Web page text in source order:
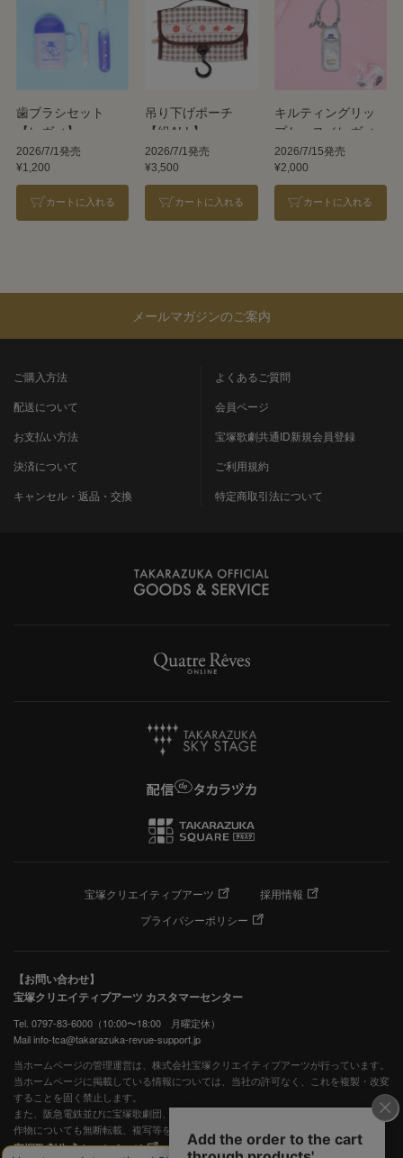
歯ブラシセット
【レヴィ】
2026/7/1発売
¥1,200
カートに入れる
吊り下げポーチ
【組ALL】
2026/7/1発売
¥3,500
カートに入れる
キルティングリッ
プケース／レヴィ
2026/7/15発売
¥2,000
カートに入れる
メールマガジンのご案内
ご購入方法
配送について
お支払い方法
決済について
キャンセル・返品・交換
よくあるご質問
会員ページ
宝塚歌劇共通ID新規会員登録
ご利用規約
特定商取引法について
宝塚クリエイティブアーツ
採用情報
プライバシーポリシー
【お問い合わせ】
宝塚クリエイティブアーツ カスタマーセンター
Tel. 0797-83-6000（10:00〜18:00 月曜定休）
Mail info-tca@takarazuka-revue-support.jp
当ホームページの管理運営は、株式会社宝塚クリエイティブアーツが行っています。
当ホームページに掲載している情報については、当社の許可なく、これを複製・改変
することを固く禁止します。
また、阪急電鉄並びに宝塚歌劇団、宝塚クリエイティブアーツの出版物ほか写真等著
作物についても無断転載、複写等を禁じます。
宝塚歌劇公式ホームページ